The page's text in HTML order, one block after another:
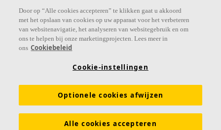
Prijslijst Kennis akoestiek
Functionele eigenschappen Kleuren en oppervlakken
Tools & Services DOP (Declarations of Performance)
Door op “Alle cookies accepteren” te klikken gaat u akkoord
met het opslaan van cookies op uw apparaat voor het verbeteren
van websitenavigatie, het analyseren van websitegebruik en om
ons te helpen bij onze marketingprojecten. Lees meer in
ons Cookiebeleid
Cookie-instellingen
Optionele cookies afwijzen
Alle cookies accepteren